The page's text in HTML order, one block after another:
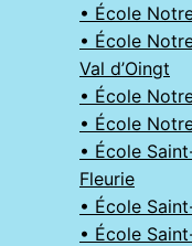
• École
• École
Val d’Oingt
• École
• École
• École
Fleurie
• École
• École